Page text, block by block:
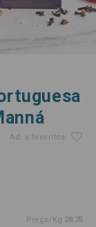
Ad. a favoritos
Preço/Kg 28.75